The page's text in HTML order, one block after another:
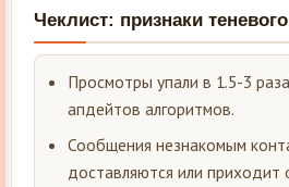
Чеклист: признаки
Просмотры упали в 1.5-3
апдейтов алгоритмов.
Сообщения незнакомым
доставляются или приходит